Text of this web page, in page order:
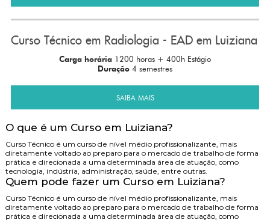
Curso Técnico em Radiologia - EAD em Luiziana
Carga horária 1200 horas + 400h Estágio
Duração 4 semestres
SAIBA MAIS
O que é um Curso em Luiziana?
Curso Técnico é um curso de nível médio profissionalizante, mais
diretamente voltado ao preparo para o mercado de trabalho de forma
prática e direcionada a uma determinada área de atuação, como
tecnologia, indústria, administração, saúde, entre outras.
Quem pode fazer um Curso em Luiziana?
Curso Técnico é um curso de nível médio profissionalizante, mais
diretamente voltado ao preparo para o mercado de trabalho de forma
prática e direcionada a uma determinada área de atuação, como